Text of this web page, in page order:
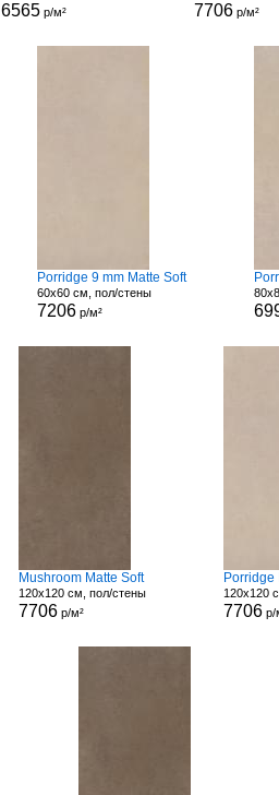
6565р/м² 7706р/м²
Porridge 9 mm Matte Soft
60x60 см, пол/стены
7206р/м²
Mushroom Matte Soft
120x120 см, пол/стены
7706 р/м²
Porridge
120x120
7706 р/